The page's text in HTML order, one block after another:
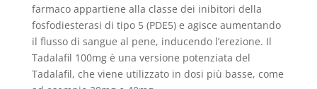
farmaco appartiene alla classe dei inibitori della
fosfodiesterasi di tipo 5 (PDE5) e agisce aumentando
il flusso di sangue al pene, inducendo l’erezione. Il
Tadalafil 100mg è una versione potenziata del
Tadalafil, che viene utilizzato in dosi più basse, come